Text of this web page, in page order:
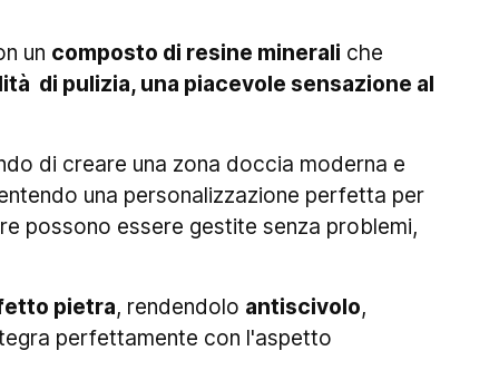
un composto di resine minerali che
di pulizia, una piacevole sensazione al
di creare una zona doccia moderna e
una personalizzazione perfetta per
possono essere gestite senza problemi,
pietra, rendendolo antiscivolo,
perfettamente con l'aspetto